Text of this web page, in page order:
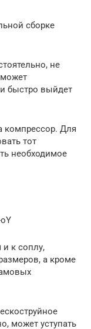
сборке
не
может
быстро выйдет
компрессор. Для
тот
необходимое
к соплу,
а кроме
может уступать